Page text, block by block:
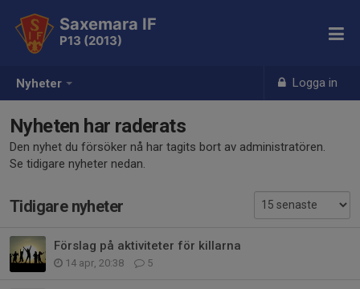
Nyheter Logga in
Saxemara IF
P13 (2013)
Nyheten har raderats
Den nyhet du försöker nå har tagits bort av administratören.
Se tidigare nyheter nedan.
Tidigare nyheter
Förslag på aktiviteter för killarna
14 apr, 20:38 5